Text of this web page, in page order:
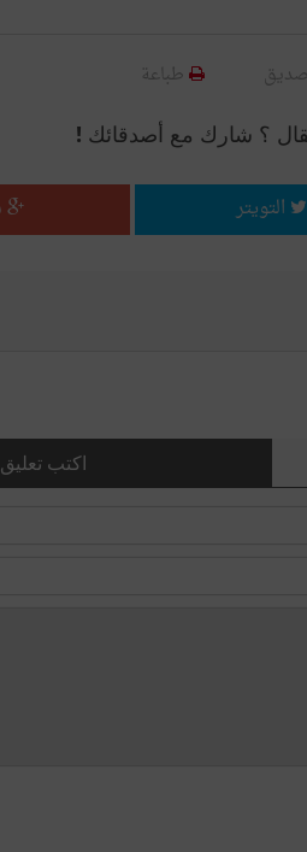
طباعة
؟ شارك مع أصدقائك !
التويتر
اكتب تعليق